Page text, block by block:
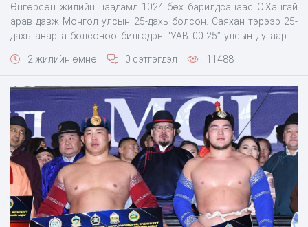
Өнгөрсөн жилийн наадамд 1024 бөх барилдсанаас О.Хангай
арав давж Монгол улсын 25-дахь болсон. Саяхан тэрээр 25-
дахь аварга болсоноо билгэдэн “УАВ 00-25” улсын дугаарыг
2 жилийн өмнө
0 сэтгэгдэл 11488